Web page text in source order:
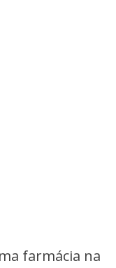
farmácia na